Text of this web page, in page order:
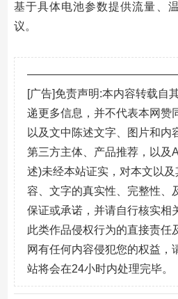
基于具体电池参数提供流量、
议。
[广告]免责声明:本内容转载自
递更多信息，并不代表本网赞
以及文中陈述文字、图片和内
第三方主体、产品推荐，以及
述)未经本站证实，对本文以
容、文字的真实性、完整性、
保证或承诺，并请自行核实相
此类作品侵权行为的直接责任
网有任何内容侵犯您的权益，
站将会在24小时内处理完毕。